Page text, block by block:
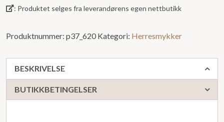
av: Produktet selges fra leverandørens egen nettbutikk
Produktnummer: p37_620 Kategori: Herresmykker
BESKRIVELSE
BUTIKKBETINGELSER